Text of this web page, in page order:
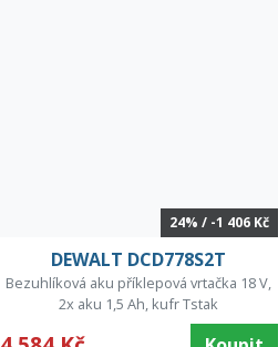
24% / -1 406 Kč
DEWALT DCD778S2T
Bezuhlíková aku příklepová vrtačka 18 V,
2x aku 1,5 Ah, kufr Tstak